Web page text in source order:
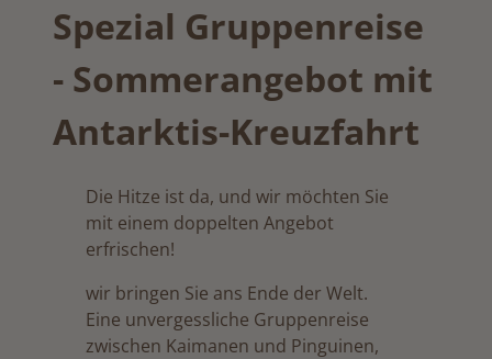
Spezial Gruppenreise
- Sommerangebot mit
Antarktis-Kreuzfahrt
Die Hitze ist da, und wir möchten Sie
mit einem doppelten Angebot
erfrischen!
wir bringen Sie ans Ende der Welt.
Eine unvergessliche Gruppenreise
zwischen Kaimanen und Pinguinen,